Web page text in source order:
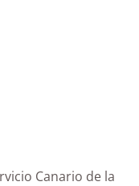
Canario de la